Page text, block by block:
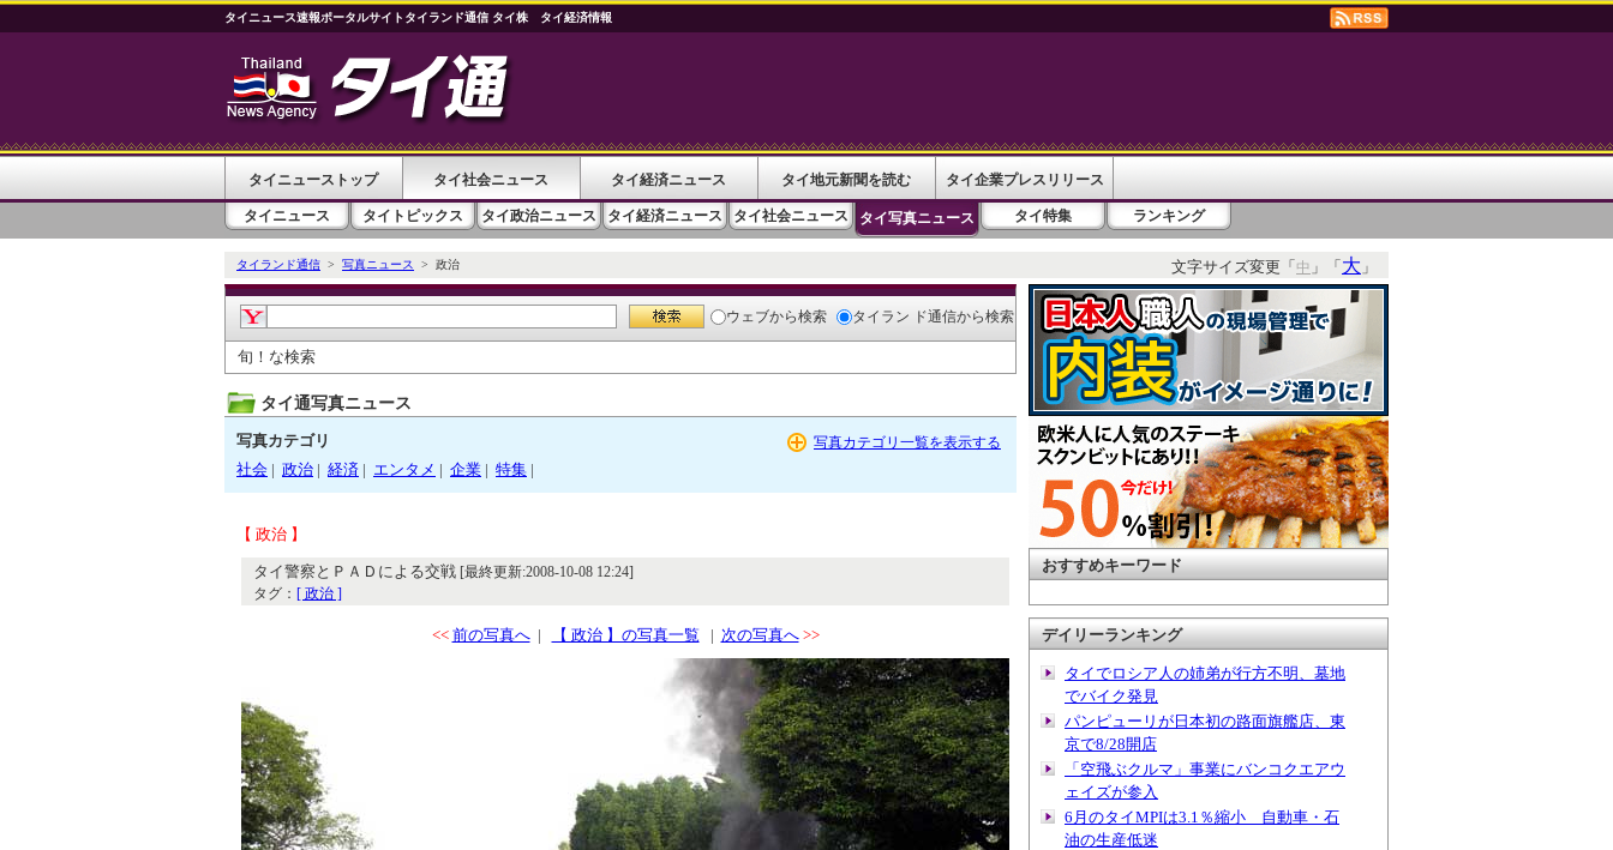
タイニュース速報ポータルサイトタイランド通信 タイ株 タイ経済情報
タイニューストップ タイ社会ニュース タイ経済ニュース タイ地元新聞を読む タイ企業プレスリリース
タイニュース タイトピックス タイ政治ニュース タイ経済ニュース タイ社会ニュース タイ写真ニュース タイ特集 ランキング
タイランド通信 > 写真ニュース > 政治 文字サイズ変更「中 」「大 」
ウェブから検索 タイラン ド通信から検索
旬！な検索
タイ通写真ニュース
写真カテゴリ 写真カテゴリ一覧を表示する
社会 | 政治 | 経済 | エンタメ | 企業 | 特集 |
【 政治 】
タイ警察とＰＡＤによる交戦 [最終更新:2008-10-08 12:24]
タグ： [ 政治 ]
<< 前の写真へ| 【 政治 】の写真一覧 | 次の写真へ>>
おすすめキーワード
デイリーランキング
タイでロシア人の姉弟が行方不明、墓地
でバイク発見
パンピューリが日本初の路面旗艦店、東
京で8/28開店
「空飛ぶクルマ」事業にバンコクエアウ
ェイズが参入
6月のタイMPIは3.1％縮小 自動車・石
油の生産低迷